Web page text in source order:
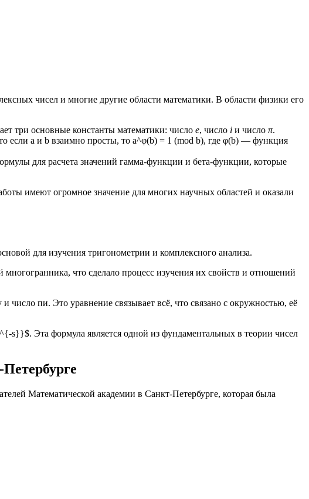
чисел и многие другие области математики. В области физики его
три основные константы математики: число e, число i и число π.
если a и b взаимно просты, то a^φ(b) = 1 (mod b), где φ(b) — функция
для расчета значений гамма-функции и бета-функции, которые
имеют огромное значение для многих научных областей и оказали
для изучения тригонометрии и комплексного анализа.
что сделало процесс изучения их свойств и отношений
пи. Это уравнение связывает всё, что связано с окружностью, её
Эта формула является одной из фундаментальных в теории чисел
Математической академии в Санкт-Петербурге, которая была